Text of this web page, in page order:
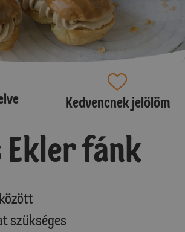
Kedvencnek jelölöm
Ekler fánk
szükséges